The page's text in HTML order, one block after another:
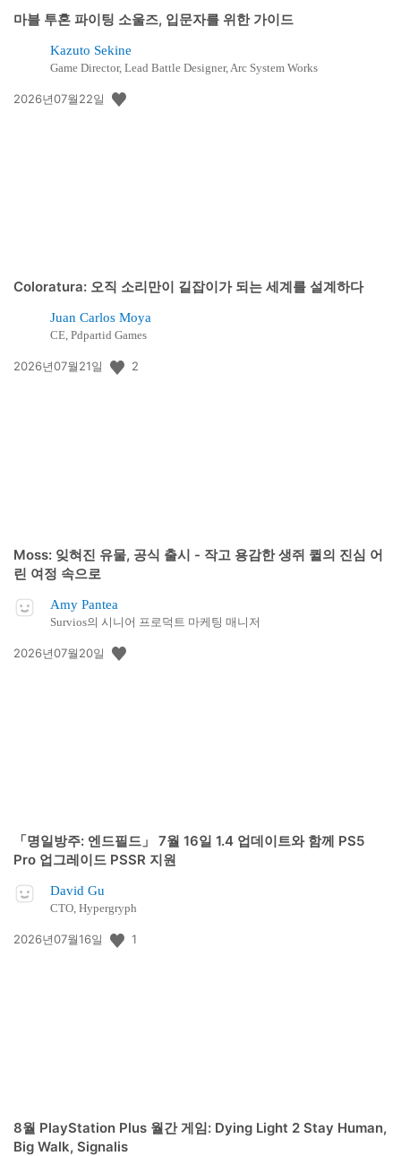
마블 투혼 파이팅 소울즈, 입문자를 위한 가이드
Kazuto Sekine
Game Director, Lead Battle Designer, Arc System Works
공
2026년07월22일
Coloratura: 오직 소리만이 길잡이가 되는 세계를 설계하다
Juan Carlos Moya
CE, Pdpartid Games
공
2026년07월21일 2
Moss: 잊혀진 유물, 공식 출시 - 작고 용감한 생쥐 퀼의 진심 어
린 여정 속으로
Amy Pantea
Survios의 시니어 프로덕트 마케팅 매니저
공
2026년07월20일
「명일방주: 엔드필드」 7월 16일 1.4 업데이트와 함께 PS5
Pro 업그레이드 PSSR 지원
David Gu
CTO, Hypergryph
공
2026년07월16일 1
8월 PlayStation Plus 월간 게임: Dying Light 2 Stay Human,
Big Walk, Signalis